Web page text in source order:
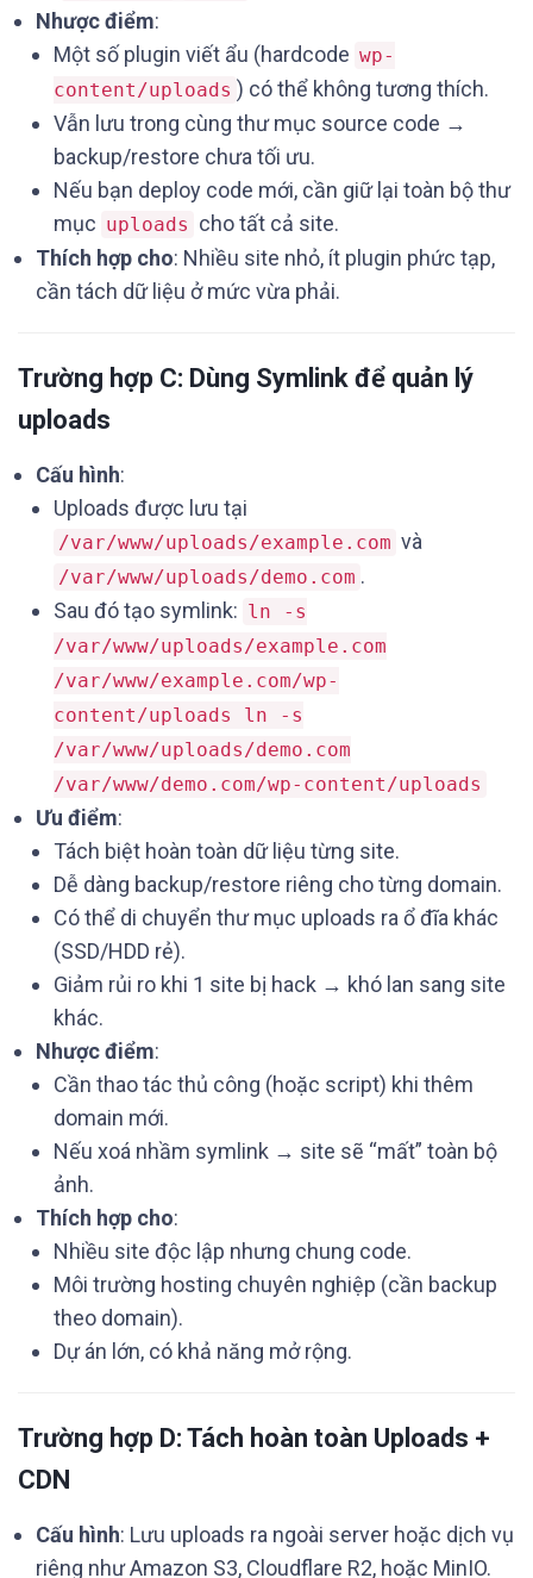
Nhược điểm:
Một số plugin viết ẩu (hardcode wp-
content/uploads ) có thể không tương thích.
Vẫn lưu trong cùng thư mục source code →
backup/restore chưa tối ưu.
Nếu bạn deploy code mới, cần giữ lại toàn bộ thư
mục uploads cho tất cả site.
Thích hợp cho: Nhiều site nhỏ, ít plugin phức tạp,
cần tách dữ liệu ở mức vừa phải.
Trường hợp C: Dùng Symlink để quản lý
uploads
Cấu hình:
Uploads được lưu tại
/var/www/uploads/example.com và
/var/www/uploads/demo.com .
Sau đó tạo symlink: ln -s
/var/www/uploads/example.com
/var/www/example.com/wp-
content/uploads ln -s
/var/www/uploads/demo.com
/var/www/demo.com/wp-content/uploads
Ưu điểm:
Tách biệt hoàn toàn dữ liệu từng site.
Dễ dàng backup/restore riêng cho từng domain.
Có thể di chuyển thư mục uploads ra ổ đĩa khác
(SSD/HDD rẻ).
Giảm rủi ro khi 1 site bị hack → khó lan sang site
khác.
Nhược điểm:
Cần thao tác thủ công (hoặc script) khi thêm
domain mới.
Nếu xoá nhầm symlink → site sẽ “mất” toàn bộ
ảnh.
Thích hợp cho:
Nhiều site độc lập nhưng chung code.
Môi trường hosting chuyên nghiệp (cần backup
theo domain).
Dự án lớn, có khả năng mở rộng.
Trường hợp D: Tách hoàn toàn Uploads +
CDN
Cấu hình: Lưu uploads ra ngoài server hoặc dịch vụ
riêng như Amazon S3, Cloudflare R2, hoặc MinIO.